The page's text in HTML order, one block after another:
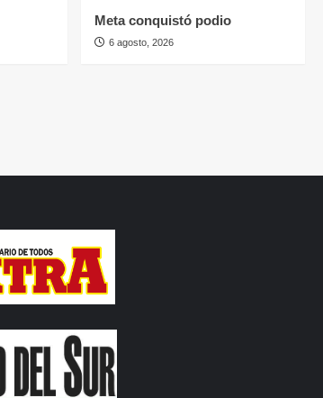
Meta conquistó podio
6 agosto, 2026